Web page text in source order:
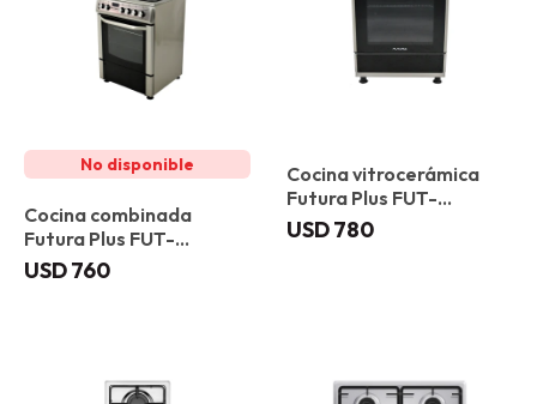
Cocina combinada
Futura Plus FUT-
60CM4X Barcelona
USD760
Cocina vitrocerámica
Futura Plus FUT-
60VC4G Vitoria
USD780